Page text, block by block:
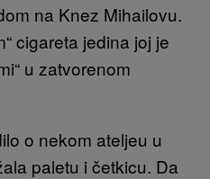
na Knez Mihailovu.
cigareta jedina joj je
u zatvorenom
o nekom ateljeu u
paletu i četkicu. Da